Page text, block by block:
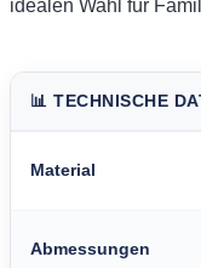
idealen Wahl für
📊 TECHNISCHE
Material
Abmessungen